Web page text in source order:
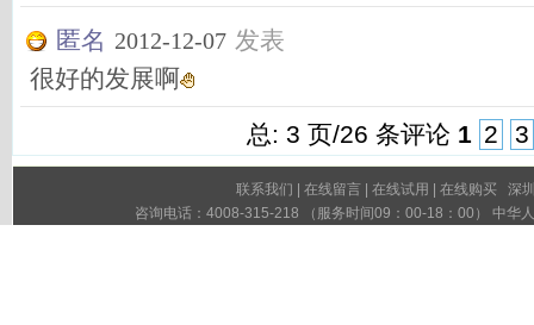
匿名 2012-12-07 发表
很好的发展啊
总: 3 页/26 条评论 1 2 3
联系我们 在线留言 在线试用 在线购买 深
咨询电话：4008-315-218 （服务时间09：00-18：00） 中华